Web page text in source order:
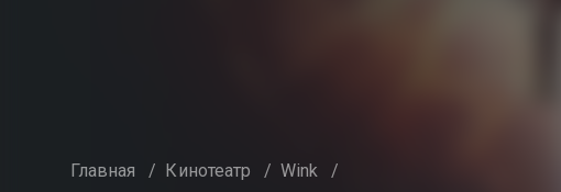
Главная / Кинотеатр / Wink /